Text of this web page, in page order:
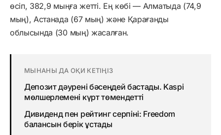
өсіп, 382,9 мыңға жетті. Ең көбі — Алматыда (74,9
мың), Астанада (67 мың) және Қарағанды
облысында (30 мың) жасалған.
МЫНАНЫ ДА ОҚИ КЕТІҢІЗ
Депозит дәурені бәсеңдей бастады. Kaspi
мөлшерлемені күрт төмендетті
Дивиденд пен рейтинг серпіні: Freedom
балансын берік ұстады